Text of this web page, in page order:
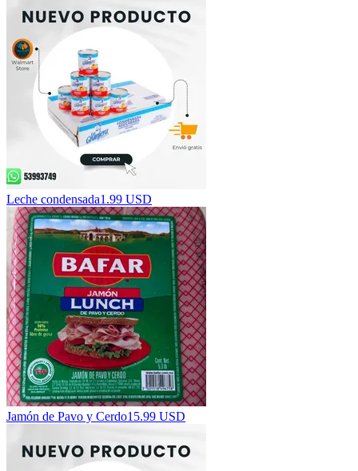
Leche condensada1.99 USD
Jamón de Pavo y Cerdo15.99 USD